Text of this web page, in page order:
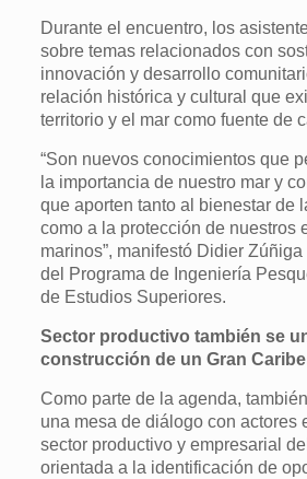
Durante el encuentro, los
sobre temas relacionados con
innovación y desarrollo
relación histórica y cultural que
territorio y el mar como fuente de
“Son nuevos conocimientos que
la importancia de nuestro mar y
que aporten tanto al bienestar de
como a la protección de nuestros
marinos”, manifestó Didier
del Programa de Ingeniería
de Estudios Superiores.
Sector productivo también se
construcción de un Gran Caribe
Como parte de la agenda,
una mesa de diálogo con actores
sector productivo y empresarial
orientada a la identificación de